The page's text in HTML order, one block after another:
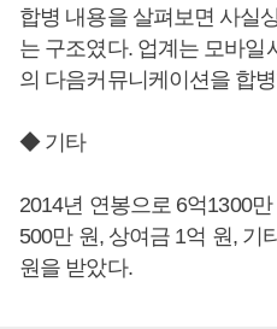
합병 내용을 살펴보면 사실
는 구조였다. 업계는 모바일
의 다음커뮤니케이션을 합
◆ 기타
2014년 연봉으로 6억1300
500만 원, 상여금 1억 원, 기
원을 받았다.